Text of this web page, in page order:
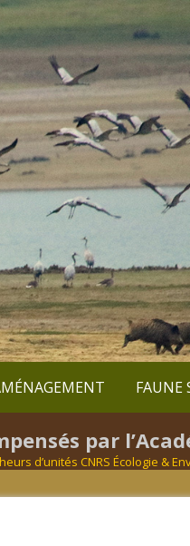
FAUNE
par
d’unités CNRS Écologie &